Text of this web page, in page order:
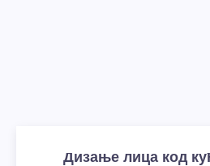
Дизање лица код